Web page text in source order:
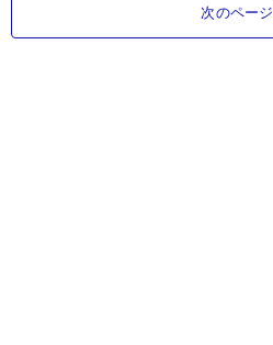
次のページ